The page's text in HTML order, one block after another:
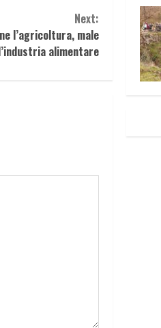
Next:
l’agricoltura, male
alimentare